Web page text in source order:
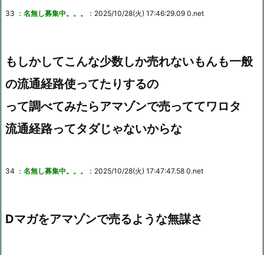
33 ： 名無し募集中。。。 ：2025/10/28(火) 17:46:29.09 0.net
もしかしてこんな少数しか売れないもんも一般
の流通経路使ってたりするの
って調べてみたらアマゾンで売っててワロタ
流通経路ってタダじゃないからな
34 ： 名無し募集中。。。 ：2025/10/28(火) 17:47:47.58 0.net
Dマガをアマゾンで売るような無謀さ